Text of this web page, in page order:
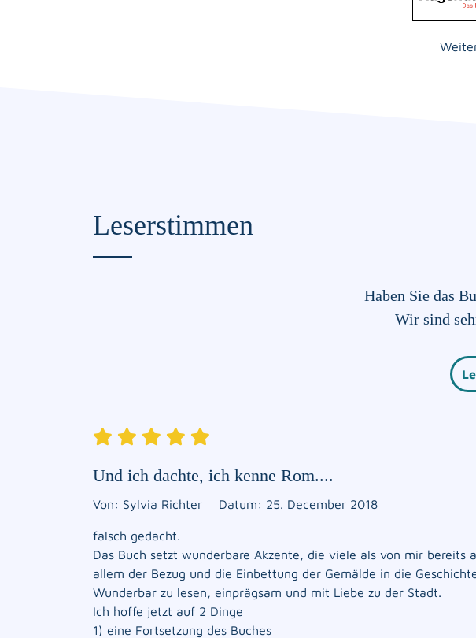
Leserstimmen
Haben Sie das
Wir sind
Und ich dachte, ich kenne Rom....
Von: Sylvia Richter Datum: 25. December 2018
falsch gedacht.
Das Buch setzt wunderbare Akzente, die viele als von mir bereits
allem der Bezug und die Einbettung der Gemälde in die
Wunderbar zu lesen, einprägsam und mit Liebe zu der Stadt.
Ich hoffe jetzt auf 2 Dinge
1) eine Fortsetzung des Buches